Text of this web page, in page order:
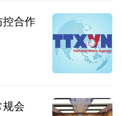
控合作
会